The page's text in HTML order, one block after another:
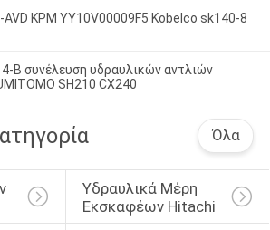
KPM YY10V00009F5 Kobelco sk140-8
Β συνέλευση υδραυλικών αντλιών
SH210 CX240
Όλα
Υδραυλικά Μέρη
Εκσκαφέων Hitachi